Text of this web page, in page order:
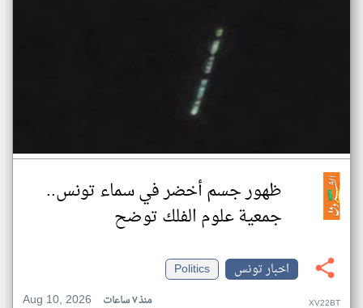
ظهور جسم أخضر في سماء تونس..
جمعية علوم الفلك توضح
اخبار تونس
Politics
Aug 10, 2026
منذ ٧ ساعات XV22BT